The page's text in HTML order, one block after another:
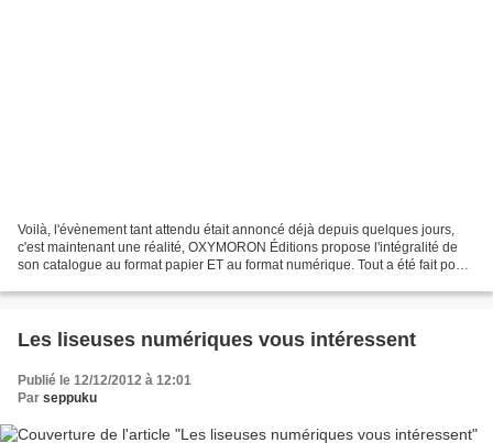
Voilà, l'évènement tant attendu était annoncé déjà depuis quelques jours,
c'est maintenant une réalité, OXYMORON Éditions propose l'intégralité de
son catalogue au format papier ET au format numérique. Tout a été fait pour
Les liseuses numériques vous intéressent
Publié le 12/12/2012 à 12:01
Par seppuku